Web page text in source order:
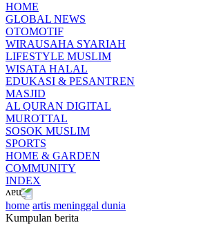
HOME
GLOBAL NEWS
OTOMOTIF
WIRAUSAHA SYARIAH
LIFESTYLE MUSLIM
WISATA HALAL
EDUKASI & PESANTREN
MASJID
AL QURAN DIGITAL
MUROTTAL
SOSOK MUSLIM
SPORTS
HOME & GARDEN
COMMUNITY
INDEX
home artis meninggal dunia
Kumpulan berita